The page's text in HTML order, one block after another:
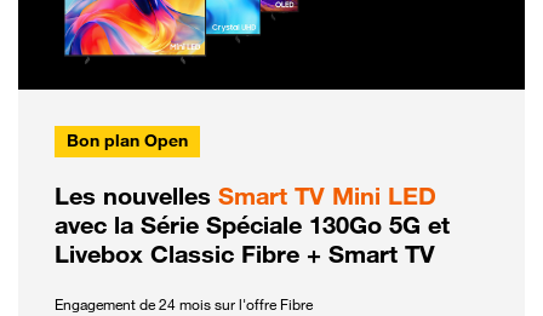
Bon plan Open
Les nouvelles Smart TV Mini LED
avec la Série Spéciale 130Go 5G et
Livebox Classic Fibre + Smart TV
Engagement de 24 mois sur l'offre Fibre